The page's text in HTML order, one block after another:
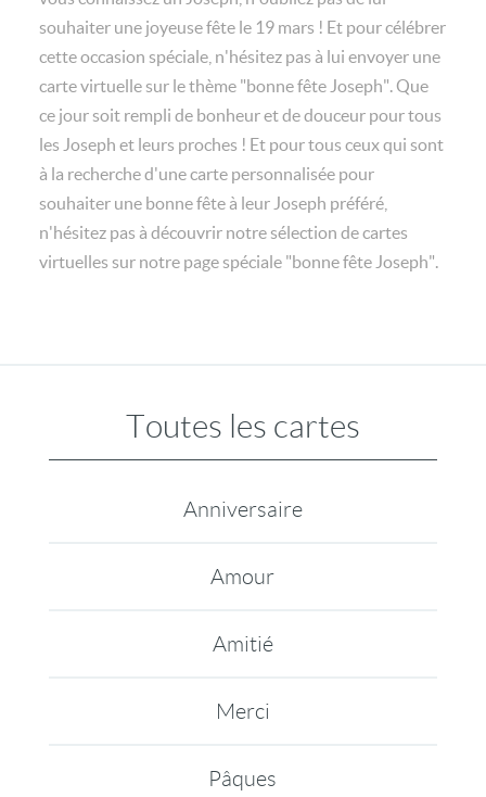
souhaiter une joyeuse fête le 19 mars ! Et pour célébrer
cette occasion spéciale, n'hésitez pas à lui envoyer une
carte virtuelle sur le thème "bonne fête Joseph". Que
ce jour soit rempli de bonheur et de douceur pour tous
les Joseph et leurs proches ! Et pour tous ceux qui sont
à la recherche d'une carte personnalisée pour
souhaiter une bonne fête à leur Joseph préféré,
n'hésitez pas à découvrir notre sélection de cartes
virtuelles sur notre page spéciale "bonne fête Joseph".
Toutes les cartes
Anniversaire
Amour
Amitié
Merci
Pâques